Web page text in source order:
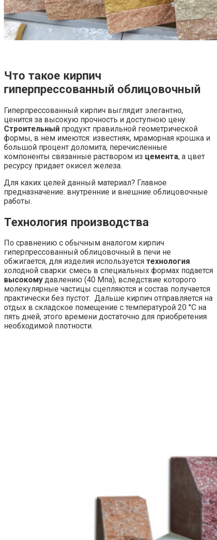
Что такое кирпич
гиперпрессованный облицовочный
Гиперпрессованный кирпич выглядит элегантно,
ценится за высокую прочность и доступною цену.
Строительный продукт правильной геометрической
формы, в нем имеются: известняк, мраморная крошка и
большой процент доломита, перечисленные
компоненты связанные раствором из цемента, а цвет
ресурсу придает окисел железа.
Для каких целей данный материал? Главное
предназначение: внутренние и внешние облицовочные
работы.
Технология производства
По сравнению с обычным аналогом кирпич
гиперпрессованный облицовочный в печи не
обжигается, для изделия используется технология
холодной сварки: смесь в специальных формах подается
высокому давлению (40 Мпа), вследствие которого
молекулярные частицы сцепляются и состав получается
практически без пустот. Дальше кирпич отправляется на
отдых в складское помещение с температурой 20 °С на
пять дней, этого времени достаточно для приобретения
необходимой плотности.